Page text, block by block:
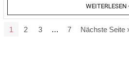
WEITERLESEN
1 2 3 … 7 Nächste Seite